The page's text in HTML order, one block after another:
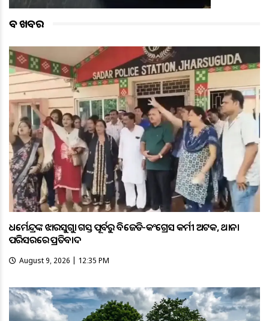
ବଡ ଖବର
ଧର୍ମେନ୍ଦ୍ରଙ୍କ ଝାରସୁଗୁଡ଼ା ଗସ୍ତ ପୂର୍ବରୁ ବିଜେଡି-କଂଗ୍ରେସ କର୍ମୀ ଅଟକ, ଥାନା
ପରିସରରେ ପ୍ରତିବାଦ
August 9, 2026 | 12:35 PM